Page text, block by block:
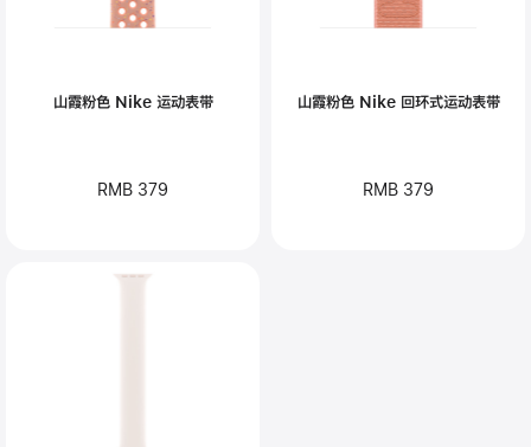
山霞粉色 Nike 运动表带
RMB 379
山霞粉色 Nike 回环式运动表带
RMB 379